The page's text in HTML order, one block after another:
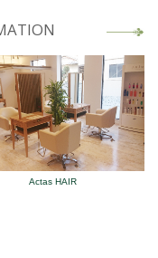
Actas HAIR